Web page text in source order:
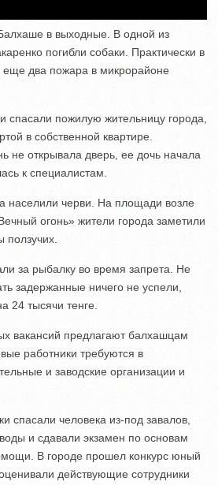
в выходные. В одной из
погибли собаки. Практически в
два пожара в микрорайоне
спасали пожилую жительницу города,
в собственной квартире.
не открывала дверь, ее дочь начала
к специалистам.
черви. На площади возле
огонь» жители города заметили
ползучих.
за рыбалку во время запрета. Не
задержанные ничего не успели,
24 тысячи тенге.
вакансий предлагают балхашцам
работники требуются в
и заводские организации и
спасали человека из-под завалов,
и сдавали экзамен по основам
В городе прошел конкурс юный
действующие сотрудники